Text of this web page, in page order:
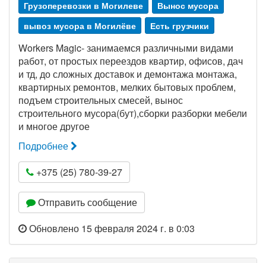
Грузоперевозки в Могилеве
Вынос мусора
вывоз мусора в Могилёве
Есть грузчики
Workers Magic- занимаемся различными видами
работ, от простых переездов квартир, офисов, дач
и тд, до сложных доставок и демонтажа монтажа,
квартирных ремонтов, мелких бытовых проблем,
подъем строительных смесей, вынос
строительного мусора(бут),сборки разборки мебели
и многое другое
Подробнее
+375 (25) 780-39-27
Отправить сообщение
Обновлено 15 февраля 2024 г. в 0:03